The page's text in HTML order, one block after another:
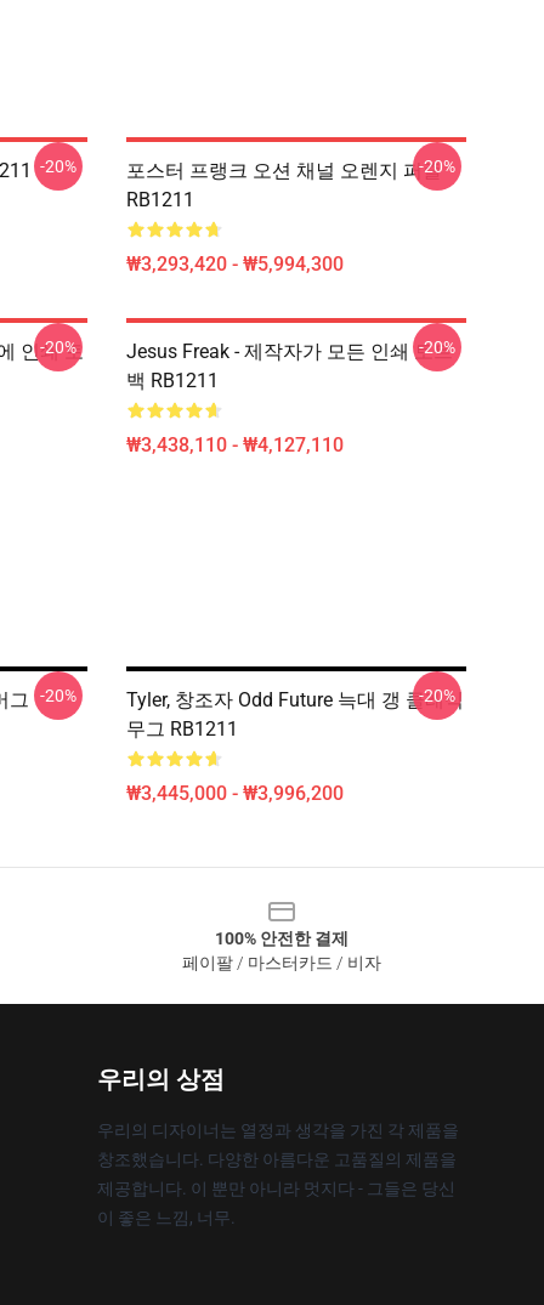
-20%
포스터 프랭크 오션 채널 오렌지 퍼즐
RB1211
₩3,293,420 - ₩5,994,300
-20%
인쇄 토
-20%
Jesus Freak - 제작자가 모든 인쇄 토트
백 RB1211
₩3,438,110 - ₩4,127,110
-20%
그 -20%
Tyler, 창조자 Odd Future 늑대 갱 클래식
무그 RB1211
₩3,445,000 - ₩3,996,200
-20%
100% 안전한 결제
페이팔 / 마스터카드 / 비자
우리의 상점
우리의 디자이너는 열정과 생각을 가진 각 제품을
창조했습니다. 다양한 아름다운 고품질의 제품을
제공합니다. 이 뿐만 아니라 멋지다 - 그들은 당신
이 좋은 느낌, 너무.